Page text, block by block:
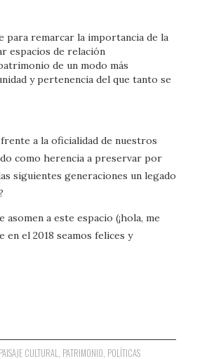
para remarcar la importancia de la
espacios de relación
de un modo más
y pertenencia del que tanto se
a la oficialidad de nuestros
como herencia a preservar por
siguientes generaciones un legado
a este espacio (¡hola, me
en el 2018 seamos felices y
PAISAJE CULTURAL, PATRIMONIO, POLÍTICAS